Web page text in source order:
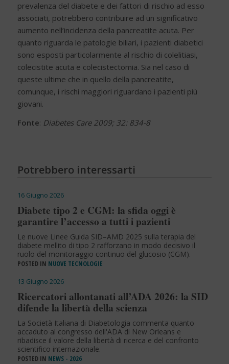
prevalenza del diabete e dei fattori di rischio ad esso
associati, potrebbero contribuire ad un significativo
aumento nell’incidenza della pancreatite acuta. Per
quanto riguarda le patologie biliari, i pazienti diabetici
sono esposti particolarmente al rischio di colelitiasi,
colecistite acuta e colecistectomia. Sia nel caso di
queste ultime che in quello della pancreatite,
comunque, i rischi maggiori riguardano i pazienti più
giovani.
Fonte: Diabetes Care 2009; 32: 834-8
Potrebbero interessarti
16 Giugno 2026
Diabete tipo 2 e CGM: la sfida oggi è
garantire l’accesso a tutti i pazienti
Le nuove Linee Guida SID–AMD 2025 sulla terapia del
diabete mellito di tipo 2 rafforzano in modo decisivo il
ruolo del monitoraggio continuo del glucosio (CGM).
POSTED IN NUOVE TECNOLOGIE
13 Giugno 2026
Ricercatori allontanati all’ADA 2026: la SID
difende la libertà della scienza
La Società Italiana di Diabetologia commenta quanto
accaduto al congresso dell'ADA di New Orleans e
ribadisce il valore della libertà di ricerca e del confronto
scientifico internazionale.
POSTED IN NEWS - 2026